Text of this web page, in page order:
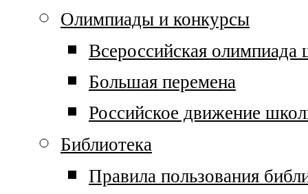
Олимпиады и конкурсы
Всероссийская олимпиада
Большая перемена
Российское движение
Библиотека
Правила пользования